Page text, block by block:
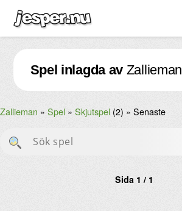
Spel ↓
Bilder ↓
Forum ↓
Länkar
Videos
Spel inlagda av Zallieman
Zallieman Spel Skjutspel (2) Senaste
Sida 1 / 1